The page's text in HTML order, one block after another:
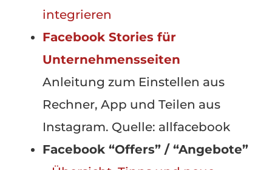
integrieren
Facebook Stories für
Unternehmensseiten
Anleitung zum Einstellen aus
Rechner, App und Teilen aus
Instagram. Quelle: allfacebook
Facebook “Offers” / “Angebote”